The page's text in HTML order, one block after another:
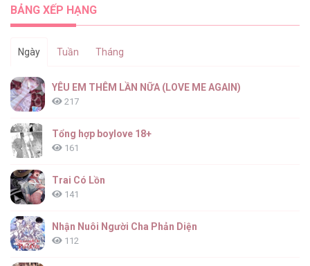
BẢNG XẾP HẠNG
Ngày Tuần Tháng
YÊU EM THÊM LẦN NỮA (LOVE ME AGAIN)
217
Tổng hợp boylove 18+
161
Trai Có Lồn
141
Nhận Nuôi Người Cha Phản Diện
112